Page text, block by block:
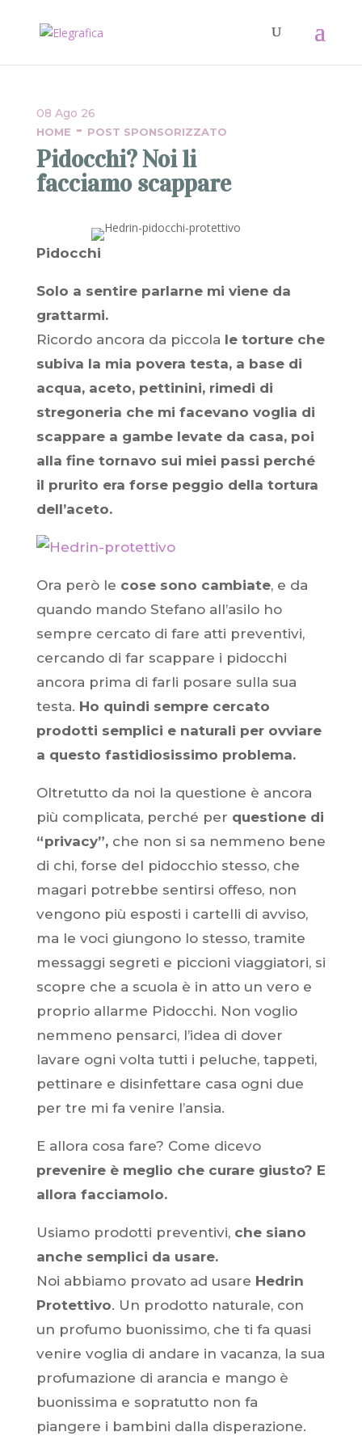
HOME - POST SPONSORIZZATO
08 Ago 26
Pidocchi? Noi li
facciamo scappare
Pidocchi
Solo a sentire parlarne mi viene da
grattarmi.
Ricordo ancora da piccola le torture che
subiva la mia povera testa, a base di
acqua, aceto, pettinini, rimedi di
stregoneria che mi facevano voglia di
scappare a gambe levate da casa, poi
alla fine tornavo sui miei passi perché
il prurito era forse peggio della tortura
dell’aceto.
Ora però le cose sono cambiate, e da
quando mando Stefano all’asilo ho
sempre cercato di fare atti preventivi,
cercando di far scappare i pidocchi
ancora prima di farli posare sulla sua
testa. Ho quindi sempre cercato
prodotti semplici e naturali per ovviare
a questo fastidiosissimo problema.
Oltretutto da noi la questione è ancora
più complicata, perché per questione di
“privacy”,che non si sa nemmeno bene
di chi, forse del pidocchio stesso, che
magari potrebbe sentirsi offeso, non
vengono più esposti i cartelli di avviso,
ma le voci giungono lo stesso, tramite
messaggi segreti e piccioni viaggiatori, si
scopre che a scuola è in atto un vero e
proprio allarme Pidocchi. Non voglio
nemmeno pensarci, l’idea di dover
lavare ogni volta tutti i peluche, tappeti,
pettinare e disinfettare casa ogni due
per tre mi fa venire l’ansia.
E allora cosa fare? Come dicevo
prevenire è meglio che curare giusto? E
allora facciamolo.
Usiamo prodotti preventivi,che siano
anche semplici da usare.
Noi abbiamo provato ad usare Hedrin
Protettivo. Un prodotto naturale, con
un profumo buonissimo, che ti fa quasi
venire voglia di andare in vacanza, la sua
profumazione di arancia e mango è
buonissima e sopratutto non fa
piangere i bambini dalla disperazione.